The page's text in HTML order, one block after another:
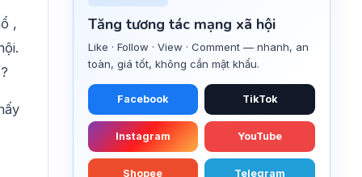
,
Tăng tương tác mạng xã hội
Like · Follow · View · Comment — nhanh, an
toàn, giá tốt, không cần mật khẩu.
Facebook TikTok
Instagram YouTube
Shopee Telegram